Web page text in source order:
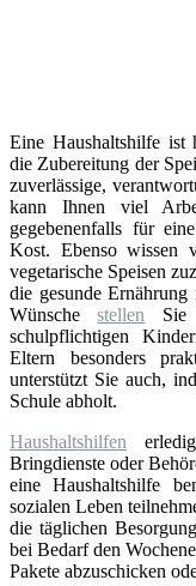
Eine Haushaltshilfe ist
die Zubereitung der
zuverlässige,
kann Ihnen viel
gegebenenfalls für
Kost. Ebenso wissen
vegetarische Speisen
die gesunde
Wünschestellen Sie
schulpflichtigen
Eltern besonders
unterstützt Sie auch,
Schule abholt.
Haushaltshilfen
Bringdienste oder
eine Haushaltshilfe
sozialen Leben
die täglichen
bei Bedarf den
Pakete abzuschicken